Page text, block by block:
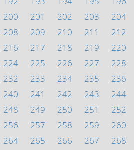
200 201 202 203
204
208 209 210 211
212
216 217 218 219
220
224 225 226 227
228
232 233 234 235
236
240 241 242 243
244
248 249 250 251
252
256 257 258 259
260
264 265 266 267
268